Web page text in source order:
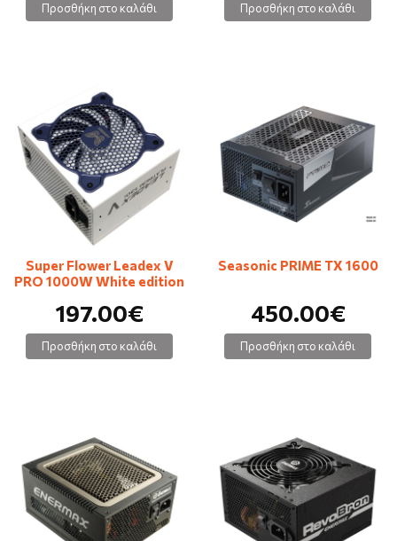
Προσθήκη στο καλάθι Προσθήκη στο καλάθι
Super Flower Leadex V
PRO 1000W White edition
197.00€
Προσθήκη στο καλάθι
Seasonic PRIME TX 1600
450.00€
Προσθήκη στο καλάθι